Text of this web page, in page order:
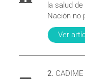
la salud
Nación no
Ver
2.